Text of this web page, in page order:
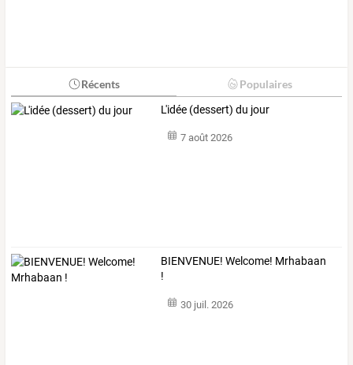
Récents Populaires
L'idée (dessert) du jour
7 août 2026
BIENVENUE! Welcome! Mrhabaan
!
30 juil. 2026